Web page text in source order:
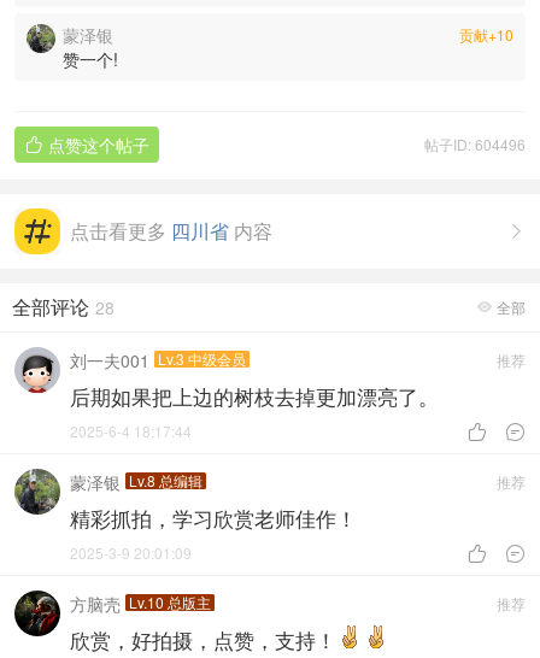
贡献+10
蒙泽银
赞一个!
帖子ID: 604496
 点赞这个帖子

点击看更多 四川省 内容
 全部
全部评论 28
推荐
刘一夫001 Lv.3 中级会员
后期如果把上边的树枝去掉更加漂亮了。
 
2025-6-4 18:17:44
推荐
蒙泽银 Lv.8 总编辑
精彩抓拍，学习欣赏老师佳作！
 
2025-3-9 20:01:09
推荐
方脑壳 Lv.10 总版主
欣赏，好拍摄，点赞，支持！